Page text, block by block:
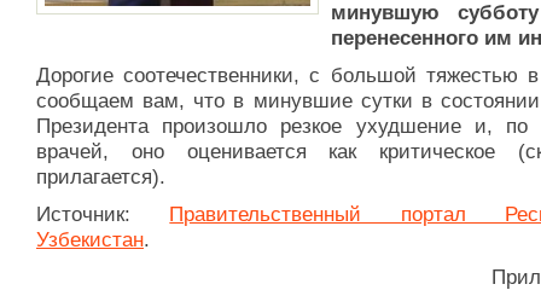
минувшую
перенесенного им
Дорогие соотечественники, с большой тяжестью
сообщаем вам, что в минувшие сутки в
Президента произошло резкое ухудшение и, по
врачей, оно оценивается как критическое
прилагается).
Источник: Правительственный портал
Узбекистан.